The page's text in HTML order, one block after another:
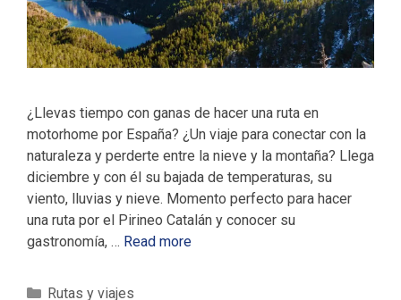
¿Llevas tiempo con ganas de hacer una ruta en
motorhome por España? ¿Un viaje para conectar con la
naturaleza y perderte entre la nieve y la montaña? Llega
diciembre y con él su bajada de temperaturas, su
viento, lluvias y nieve. Momento perfecto para hacer
una ruta por el Pirineo Catalán y conocer su
gastronomía, … Read more
C
Rutas y viajes